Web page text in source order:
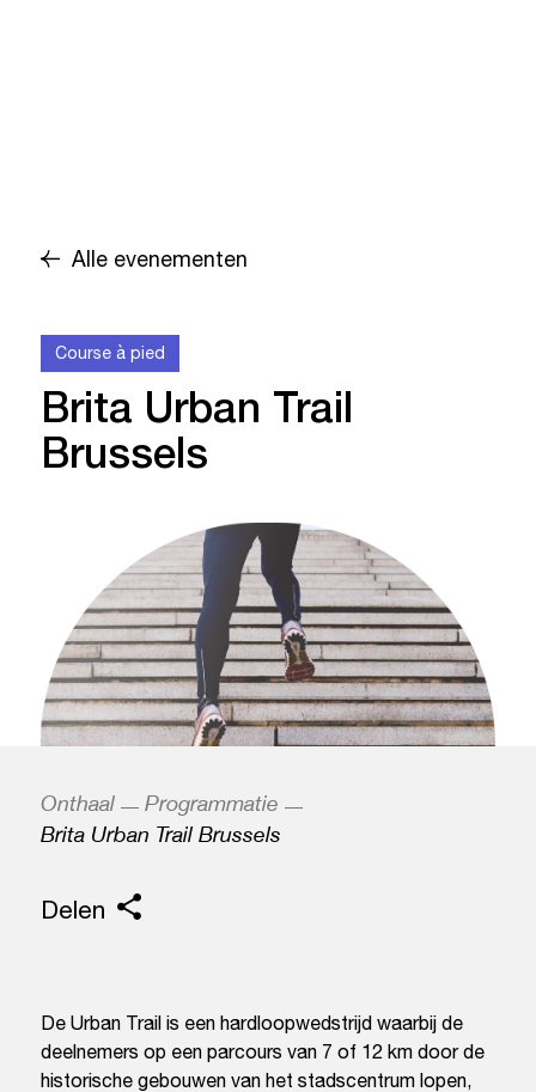
Alle evenementen
Course à pied
Brita Urban Trail
Brussels
Onthaal
Programmatie
Brita Urban Trail Brussels
Delen
De Urban Trail is een hardloopwedstrijd waarbij de
deelnemers op een parcours van 7 of 12 km door de
historische gebouwen van het stadscentrum lopen,